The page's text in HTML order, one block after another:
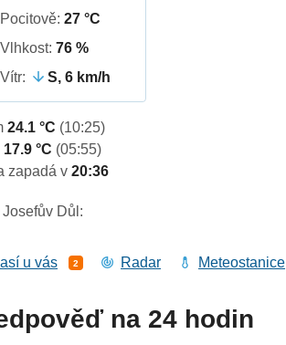
Pocitově:27 °C
Vlhkost:76 %
Vítr:
S, 6 km/h
24.1 °C (10:25)
17.9 °C (05:55)
zapadá v20:36
Důl:
u vás 2 Radar Meteostanice
na 24 hodin